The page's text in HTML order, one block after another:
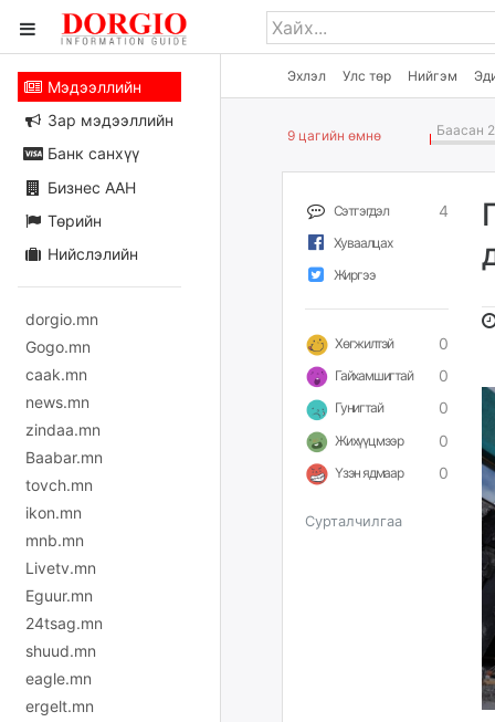
Эхлэл Улс төр Нийгэм
Мэдээллийн
Зар мэдээллийн
Банк санхүү
Бизнес ААН
Төрийн
Нийслэлийн
dorgio.mn
Gogo.mn
caak.mn
news.mn
zindaa.mn
Baabar.mn
tovch.mn
ikon.mn
mnb.mn
Livetv.mn
Eguur.mn
24tsag.mn
shuud.mn
eagle.mn
ergelt.mn
9 цагийн өмнө Баасан
Сэтгэгдэл 4
Хуваалцах
Жиргээ
Хөгжилтэй 0
Гайхамшигтай 0
Гунигтай 0
Жихүүцмээр 0
Үзэн ядмаар 0
Сурталчилгаа